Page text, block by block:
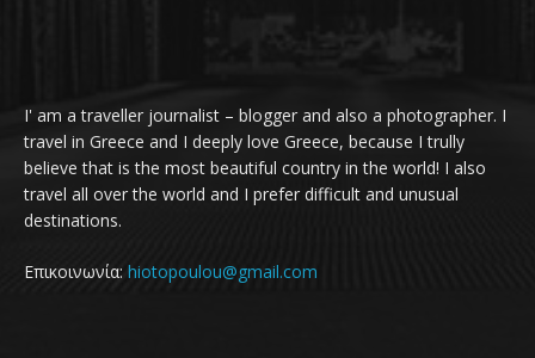
I' am a traveller journalist – blogger and also a photographer. I
travel in Greece and I deeply love Greece, because I trully
believe that is the most beautiful country in the world! I also
travel all over the world and I prefer difficult and unusual
destinations.
Επικοινωνία: hiotopoulou@gmail.com